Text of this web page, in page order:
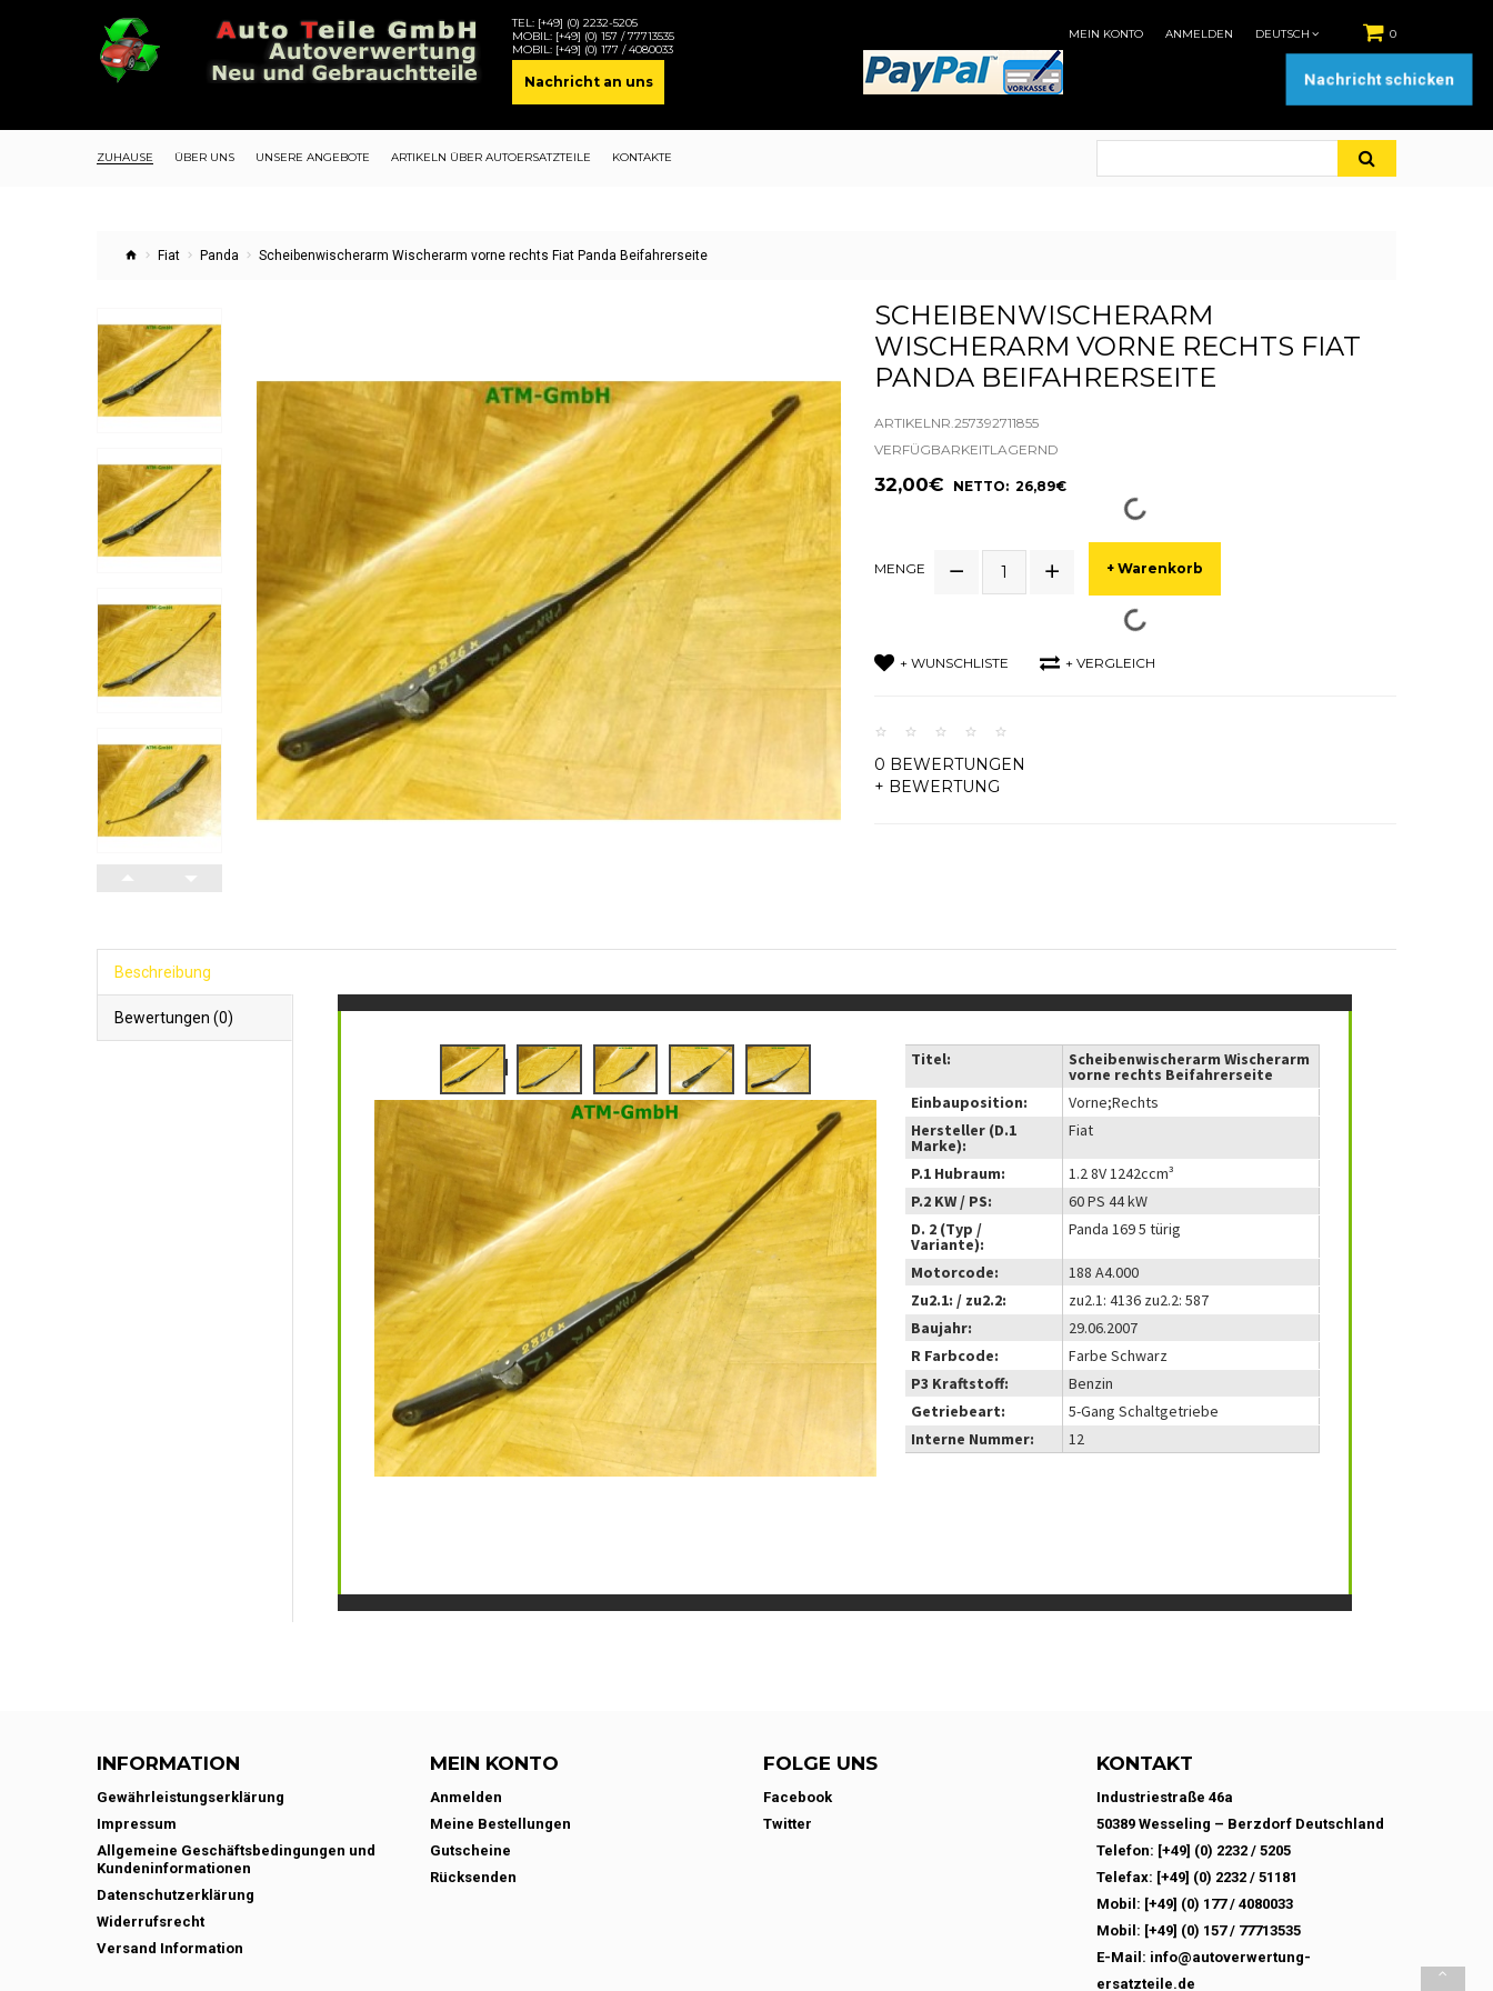
TEL: [+49] (0) 2232-5205
MOBIL: [+49] (0) 157 / 77713535
MOBIL: [+49] (0) 177 / 4080033
Nachricht an uns
0
MEIN KONTO ANMELDEN DEUTSCH
ZUHAUSE ÜBER UNS UNSERE ANGEBOTE ARTIKELN ÜBER AUTOERSATZTEILE KONTAKTE
Fiat Panda Scheibenwischerarm Wischerarm vorne rechts Fiat Panda Beifahrerseite
SCHEIBENWISCHERARM
WISCHERARM VORNE RECHTS FIAT
PANDA BEIFAHRERSEITE
ARTIKELNR.257392711855
VERFÜGBARKEITLAGERND
32,00€ NETTO: 26,89€
MENGE + Warenkorb
+ WUNSCHLISTE + VERGLEICH
0 BEWERTUNGEN
+ BEWERTUNG
Beschreibung
Bewertungen (0)
Titel: Scheibenwischerarm Wischerarm
vorne rechts Beifahrerseite
Einbauposition:
Vorne;Rechts
Hersteller (D.1
Marke):
Fiat
P.1 Hubraum:
1.2 8V 1242ccm³
P.2 KW / PS:
60 PS 44 kW
D. 2 (Typ /
Variante):
Panda 169 5 türig
Motorcode:
188 A4.000
Zu2.1: / zu2.2:
zu2.1: 4136 zu2.2: 587
Baujahr:
29.06.2007
R Farbcode:
Farbe Schwarz
P3 Kraftstoff:
Benzin
Getriebeart:
5-Gang Schaltgetriebe
Interne Nummer:
12
INFORMATION
Gewährleistungserklärung
Impressum
Allgemeine Geschäftsbedingungen und
Kundeninformationen
Datenschutzerklärung
Widerrufsrecht
Versand Information
MEIN KONTO
Anmelden
Meine Bestellungen
Gutscheine
Rücksenden
FOLGE UNS
Facebook
Twitter
KONTAKT
Industriestraße 46a
50389 Wesseling – Berzdorf Deutschland
Telefon: [+49] (0) 2232 / 5205
Telefax: [+49] (0) 2232 / 51181
Mobil: [+49] (0) 177 / 4080033
Mobil: [+49] (0) 157 / 77713535
E-Mail: info@autoverwertung-
ersatzteile.de
Nachricht schicken